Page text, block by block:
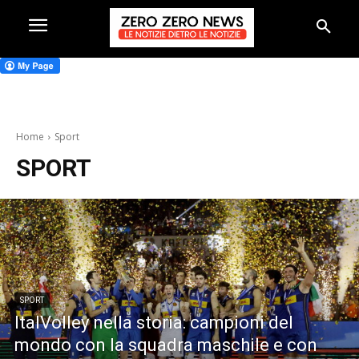
Home Sport
SPORT
SPORT
ItalVolley nella storia: campioni del
mondo con la squadra maschile e con